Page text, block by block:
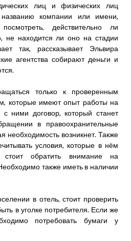
лиц и физических лиц
компании или имени,
действительно ли
не находится ли оно на стадии
так, рассказывает Эльвира
агентства собирают деньги и
только к проверенным
которые имеют опыт работы на
ними договор, который станет
в правоохранительные
необходимость возникнет. Также
условия, которые в нём
стоит обратить внимание на
также иметь в наличии
в отель, стоит проверить
в уголке потребителя. Если же
потребовать бумаги у